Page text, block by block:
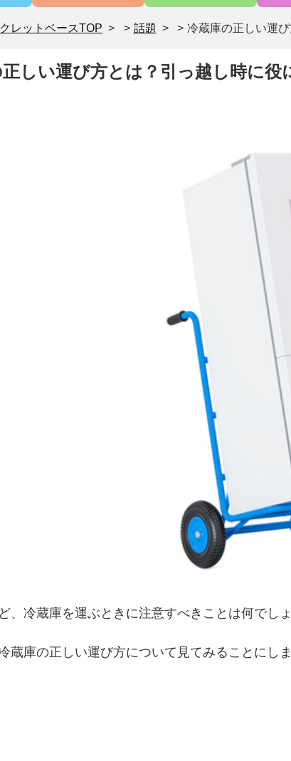
レットベースTOP > 話題 > 冷蔵庫の正しい運
しい運び方とは？引っ越し時に役
、冷蔵庫を運ぶときに注意すべきことは何でしょ
蔵庫の正しい運び方について見てみることにしま